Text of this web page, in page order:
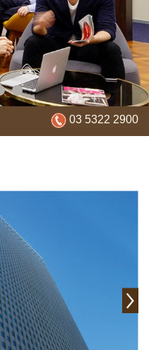
03 5322 2900